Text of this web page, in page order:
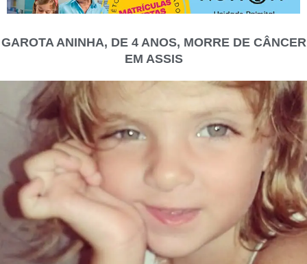
GAROTA ANINHA, DE 4 ANOS, MORRE DE CÂNCER
EM ASSIS